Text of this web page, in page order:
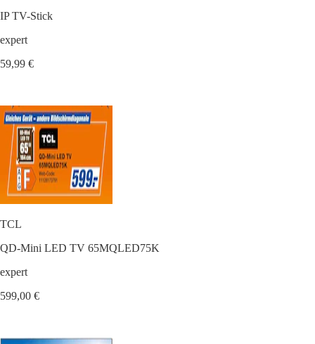
IP TV-Stick
expert
59,99 €
TCL
QD-Mini LED TV 65MQLED75K
expert
599,00 €